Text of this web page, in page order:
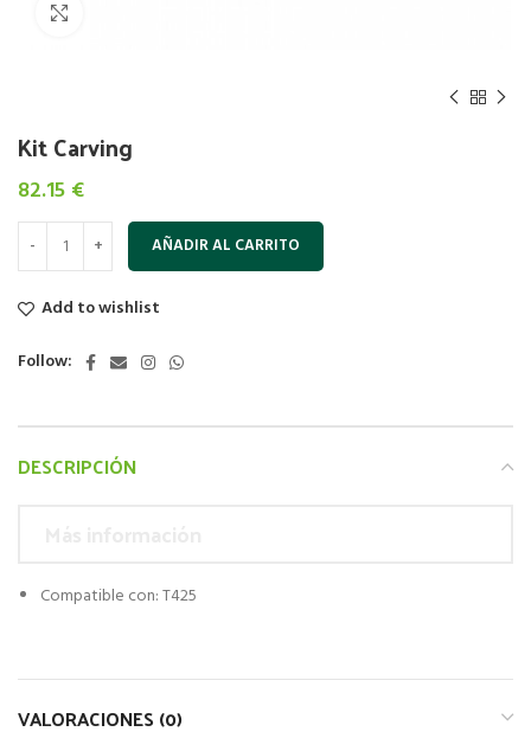
Kit Carving
82.15 €
AÑADIR AL CARRITO
Add to wishlist
Follow:
DESCRIPCIÓN
Compatible con: T425
VALORACIONES (0)